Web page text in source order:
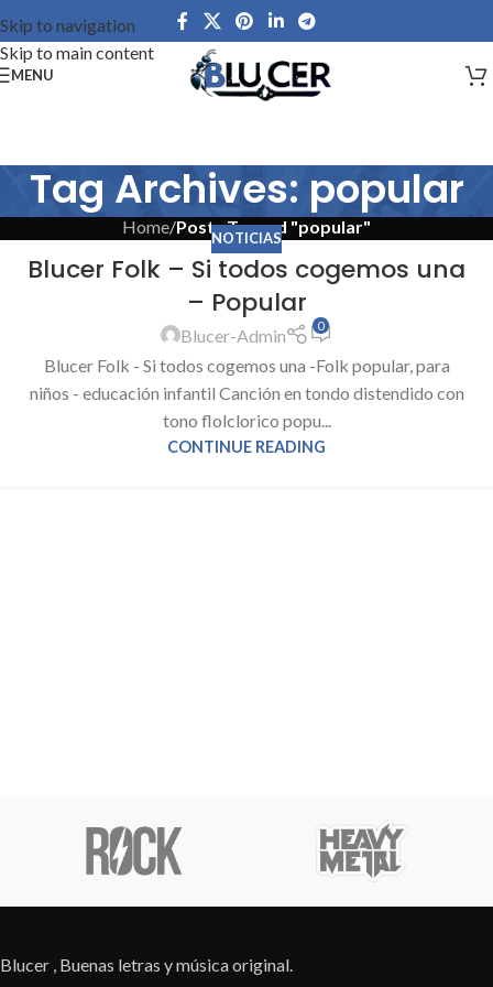
Skip to navigation
Skip to main content
MENU
Tag Archives: popular
Home/Posts Tagged "popular"
NOTICIAS
Blucer Folk – Si todos cogemos una
– Popular
Blucer-Admin 0
Blucer Folk - Si todos cogemos una -Folk popular, para
niños - educación infantil Canción en tondo distendido con
tono flolclorico popu...
CONTINUE READING
Blucer , Buenas letras y música original.